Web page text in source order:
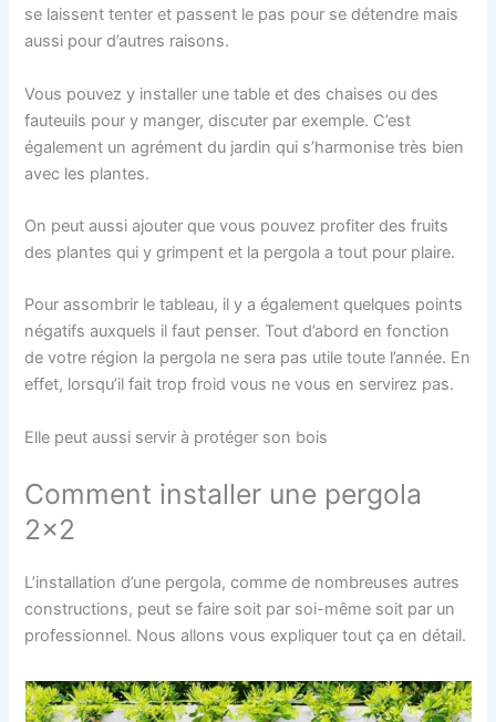
se laissent tenter et passent le pas pour se détendre mais
aussi pour d’autres raisons.
Vous pouvez y installer une table et des chaises ou des
fauteuils pour y manger, discuter par exemple. C’est
également un agrément du jardin qui s’harmonise très bien
avec les plantes.
On peut aussi ajouter que vous pouvez profiter des fruits
des plantes qui y grimpent et la pergola a tout pour plaire.
Pour assombrir le tableau, il y a également quelques points
négatifs auxquels il faut penser. Tout d’abord en fonction
de votre région la pergola ne sera pas utile toute l’année. En
effet, lorsqu’il fait trop froid vous ne vous en servirez pas.
Elle peut aussi servir à protéger son bois
Comment installer une pergola
2×2
L’installation d’une pergola, comme de nombreuses autres
constructions, peut se faire soit par soi-même soit par un
professionnel. Nous allons vous expliquer tout ça en détail.